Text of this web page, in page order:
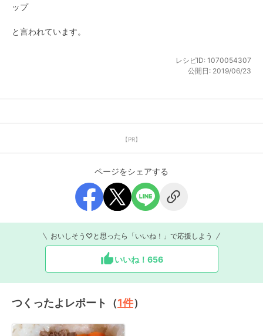
ップ
と言われています。
レシピID: 1070054307
公開日: 2019/06/23
【PR】
ページをシェアする
おいしそう♡と思ったら「いいね！」で応援しよう
いいね！ 656
つくったよレポート（1件）